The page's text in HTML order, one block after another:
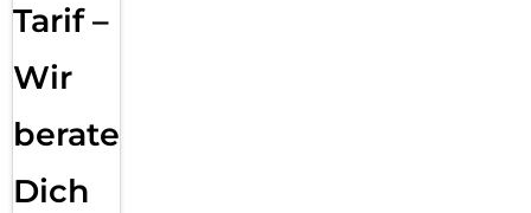
Tarif –
Wir
beraten
Dich